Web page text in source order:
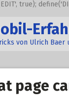
true);
von Ulrich Baer
page